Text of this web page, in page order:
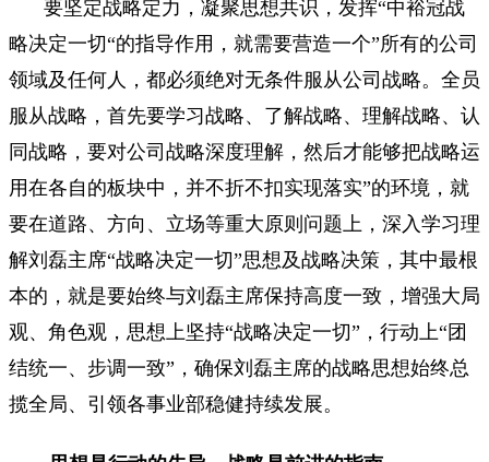
要坚定战略定力，凝聚思想共识，发挥“中裕冠战
略决定一切“的指导作用，就需要营造一个”所有的公司
领域及任何人，都必须绝对无条件服从公司战略。全员
服从战略，首先要学习战略、了解战略、理解战略、认
同战略，要对公司战略深度理解，然后才能够把战略运
用在各自的板块中，并不折不扣实现落实”的环境，就
要在道路、方向、立场等重大原则问题上，深入学习理
解刘磊主席“战略决定一切”思想及战略决策，其中最根
本的，就是要始终与刘磊主席保持高度一致，增强大局
观、角色观，思想上坚持“战略决定一切”，行动上“团
结统一、步调一致”，确保刘磊主席的战略思想始终总
揽全局、引领各事业部稳健持续发展。